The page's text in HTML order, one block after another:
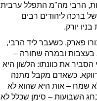
הרבי מה"מ התפלל ערבית
ברכה ליהודים רבים
יורק.
פארק. כשעבר ליד הרבי,
בעצבות ובמרה שחורה –
את כוונתו: הלשון היא
כשאדם מקבל מתנה
שמח – אות היא שהוא לא
השבועות – סימן שכלל לא